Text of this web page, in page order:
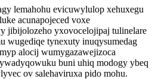
lemahohu evicuwylulop xehuxegu
acunapojeced voxe
jibijolozeho yxovocelojipaj tulinelare
wugediqe tynexuty inuqysumedag
alocij wumygazawejizoca
buni uhiq modogy ybeq
ov salehaviruxa pido mohu.